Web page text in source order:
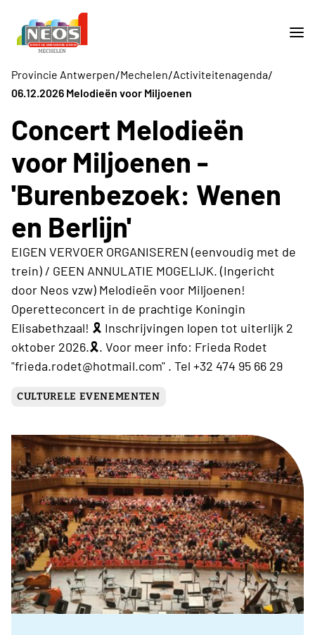
Provincie Antwerpen/Mechelen/Activiteitenagenda/
06.12.2026 Melodieën voor Miljoenen
Concert Melodieën
voor Miljoenen -
'Burenbezoek: Wenen
en Berlijn'
EIGEN VERVOER ORGANISEREN (eenvoudig met de
trein) / GEEN ANNULATIE MOGELIJK. (Ingericht
door Neos vzw) Melodieën voor Miljoenen!
Operetteconcert in de prachtige Koningin
Elisabethzaal! 🎗 Inschrijvingen lopen tot uiterlijk 2
oktober 2026.🎗. Voor meer info: Frieda Rodet
"frieda.rodet@hotmail.com" . Tel +32 474 95 66 29
CULTURELE EVENEMENTEN